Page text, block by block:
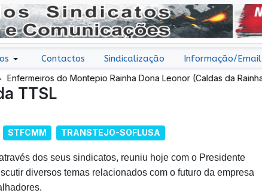
Contactos Sindicalização Informação/Email
do Montepio Rainha Dona Leonor (Caldas da Rainha),
TTSL
STFCMM TRANSTEJO-SOFLUSA
dos seus sindicatos, reuniu hoje com o Presidente
diversos temas relacionados com o futuro da empresa